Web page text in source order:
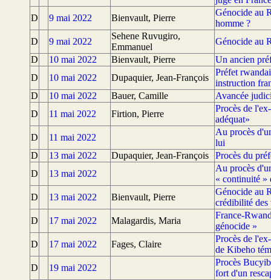
D
9 mai 2022 Bienvault, Pierre
Génocide au
homme ?
D
9 mai 2022
Sehene Ruvugiro,
Emmanuel
Génocide au
D
10 mai 2022 Bienvault, Pierre
Un ancien
D
10 mai 2022 Dupaquier, Jean-François
Préfet
instruction
D
10 mai 2022 Bauer, Camille
Avancée
D
11 mai 2022 Firtion, Pierre
Procès de
adéquat»
D
11 mai 2022
Au procès
lui
D
13 mai 2022 Dupaquier, Jean-François
Procès du
D
13 mai 2022
Au procès
« continuité »
D
13 mai 2022 Bienvault, Pierre
Génocide au
crédibilité des
D
17 mai 2022 Malagardis, Maria
France-
génocide »
D
17 mai 2022 Fages, Claire
Procès de
de Kibeho
D
19 mai 2022
Procès
fort d'un